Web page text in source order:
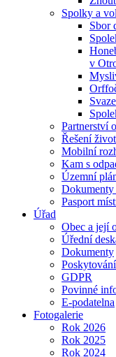
Spolky a
Sbor
v
Partnerství
Řešení
Mobilní
Kam s
Územní
Dokumenty
Pasport
Úřad
Obec a její
Úřední
Dokumenty
GDPR
Povinné
E-podatelna
Fotogalerie
Rok 2026
Rok 2025
Rok 2024